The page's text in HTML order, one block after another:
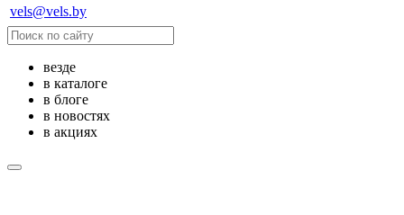
vels@vels.by
везде
в каталоге
в блоге
в новостях
в акциях